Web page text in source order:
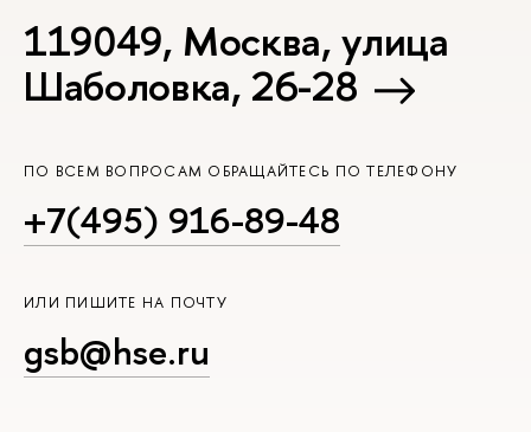
119049, Москва, улица
Шаболовка, 26-28
ПО ВСЕМ ВОПРОСАМ ОБРАЩАЙТЕСЬ ПО ТЕЛЕФОНУ
+7(495) 916-89-48
ИЛИ ПИШИТЕ НА ПОЧТУ
gsb@hse.ru